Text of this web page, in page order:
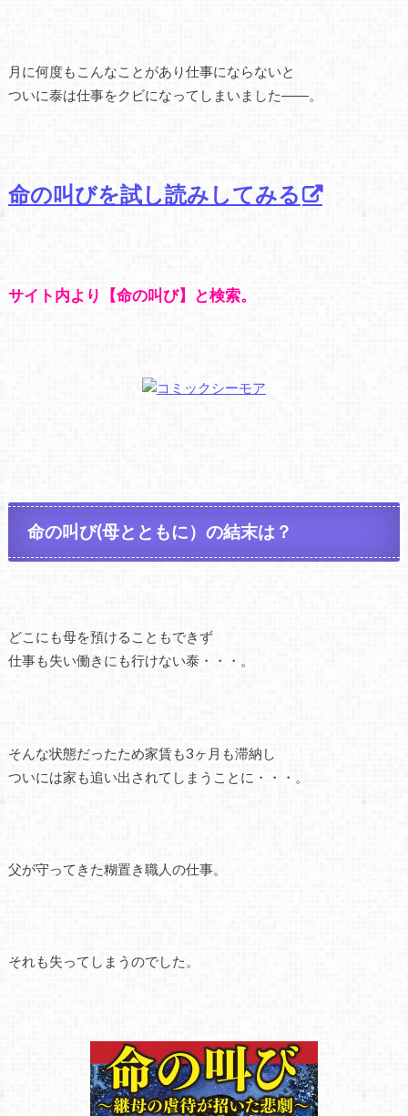
月に何度もこんなことがあり仕事にならないと
ついに泰は仕事をクビになってしまいました――。
命の叫びを試し読みしてみる
サイト内より【命の叫び】と検索。
命の叫び(母とともに）の結末は？
どこにも母を預けることもできず
仕事も失い働きにも行けない泰・・・。
そんな状態だったため家賃も3ヶ月も滞納し
ついには家も追い出されてしまうことに・・・。
父が守ってきた糊置き職人の仕事。
それも失ってしまうのでした。